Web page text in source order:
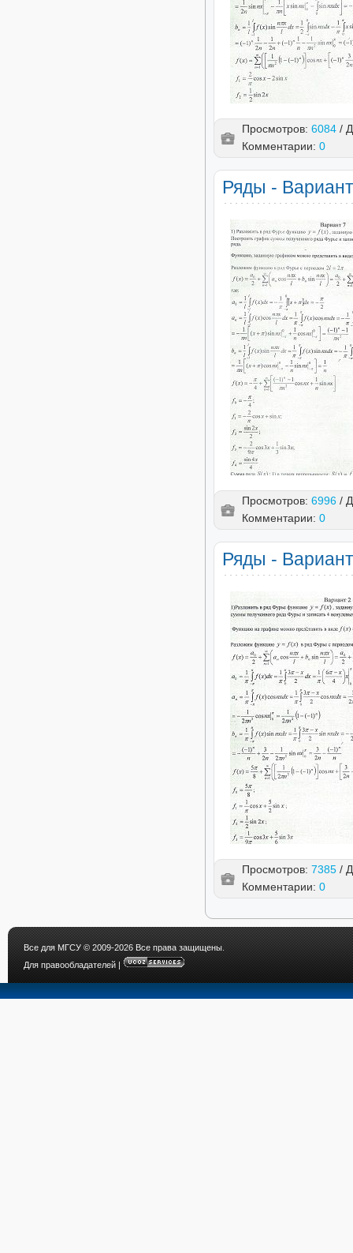
Просмотров: 6084 /
Комментарии: 0
Ряды -
Просмотров: 6996 /
Комментарии: 0
Ряды -
Просмотров: 7385 /
Комментарии: 0
Все для МГСУ© 2009-2026 Все права защищены.
Для правообладателей|